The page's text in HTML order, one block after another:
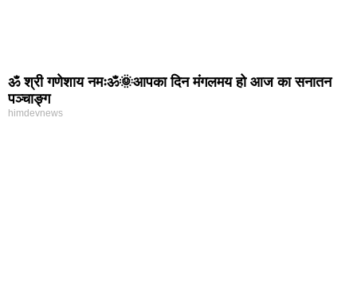
ॐ श्री गणेशाय नमःॐ🌞आपका दिन मंगलमय हो आज का सनातन
पञ्चाङ्ग
himdevnews